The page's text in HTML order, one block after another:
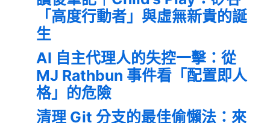
「高度行動者」與虛無新貴的誕
生
AI 自主代理人的失控一擊：從
MJ Rathbun 事件看「配置即人
格」的危險
清理 Git 分支的最佳偷懶法：來